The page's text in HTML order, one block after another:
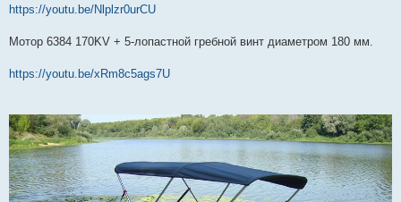
https://youtu.be/Nlplzr0urCU
Мотор 6384 170KV + 5-лопастной гребной винт диаметром 180 мм.
https://youtu.be/xRm8c5ags7U